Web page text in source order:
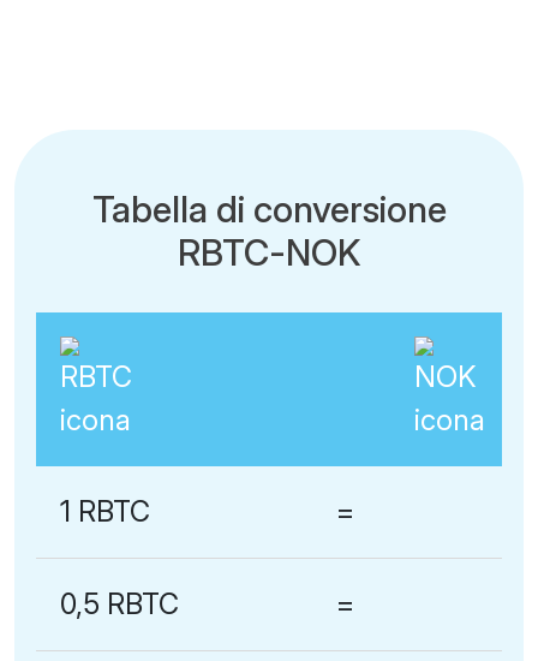
Tabella di conversione
RBTC-NOK
1 RBTC =
0,5 RBTC =